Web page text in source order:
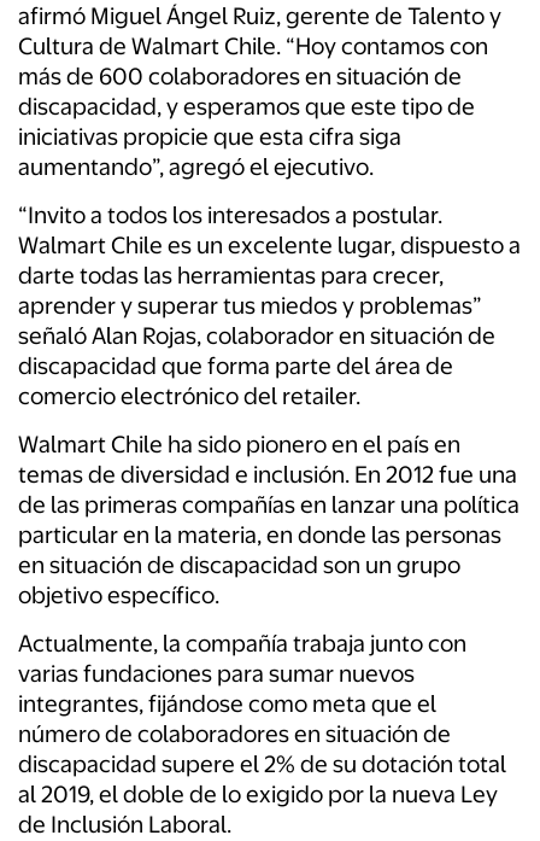
afirmó Miguel Ángel Ruiz, gerente de Talento y
Cultura de Walmart Chile. “Hoy contamos con
más de 600 colaboradores en situación de
discapacidad, y esperamos que este tipo de
iniciativas propicie que esta cifra siga
aumentando”, agregó el ejecutivo.
“Invito a todos los interesados a postular.
Walmart Chile es un excelente lugar, dispuesto a
darte todas las herramientas para crecer,
aprender y superar tus miedos y problemas”
señaló Alan Rojas, colaborador en situación de
discapacidad que forma parte del área de
comercio electrónico del retailer.
Walmart Chile ha sido pionero en el país en
temas de diversidad e inclusión. En 2012 fue una
de las primeras compañías en lanzar una política
particular en la materia, en donde las personas
en situación de discapacidad son un grupo
objetivo específico.
Actualmente, la compañía trabaja junto con
varias fundaciones para sumar nuevos
integrantes, fijándose como meta que el
número de colaboradores en situación de
discapacidad supere el 2% de su dotación total
al 2019, el doble de lo exigido por la nueva Ley
de Inclusión Laboral.